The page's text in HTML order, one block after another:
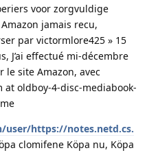
voor zorgvuldige
jamais recu,
par victormlore425 » 15
J’ai effectué mi-décembre
le site Amazon, avec
oldboy-4-disc-mediabook-
user/https://notes.netd.cs.
clomifene Köpa nu, Köpa